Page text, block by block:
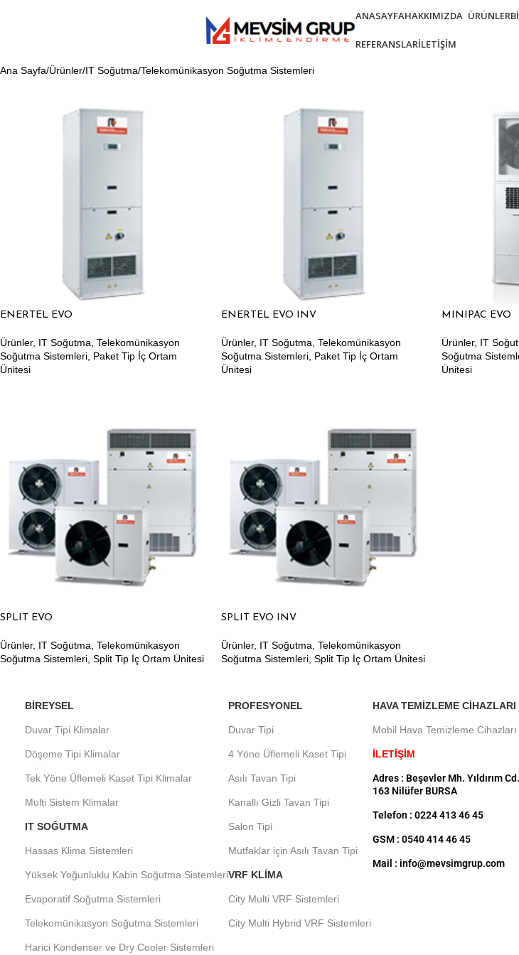
ANASAYFAHAKKIMIZDA ÜRÜNLER
REFERANSLARİLETIŞIM
Ana Sayfa Ürünler IT Soğutma Telekomünikasyon Soğutma Sistemleri
ENERTEL EVO
Ürünler, IT Soğutma Telekomünikasyon
Soğutma Sistemleri Paket Tip İç Ortam
Ünitesi
ENERTEL EVO INV
Ürünler, IT Soğutma Telekomünikasyon
Soğutma Sistemleri, Paket Tip İç Ortam
Ünitesi
MINIPAC EVO
Ürünler, IT
Soğutma
Ünitesi
SPLIT EVO
Ürünler, IT Soğutma Telekomünikasyon
Soğutma Sistemleri Split Tip İç Ortam Ünitesi
SPLIT EVO INV
Ürünler, IT Soğutma Telekomünikasyon
Soğutma Sistemleri, Split Tip İç Ortam Ünitesi
BIREYSEL
Duvar Tipi Klimalar
Döşeme Tipi Klimalar
Tek Yöne Üflemeli Kaset Tipi Klimalar
Multi Sistem Klimalar
IT SOĞUTMA
Hassas Klima Sistemleri
Yüksek Yoğunluklu Kabin Soğutma Sistemleri
Evaporatif Soğutma Sistemleri
Telekomünikasyon Soğutma Sistemleri
Harici Kondenser ve Dry Cooler Sistemleri
PROFESYONEL
Duvar Tipi
4 Yöne Üflemeli Kaset Tipi
Asılı Tavan Tipi
Kanallı Gizli Tavan Tipi
Salon Tipi
Mutfaklar için Asılı Tavan Tipi
VRF KLIMA
City Multi VRF Sistemleri
City Multi Hybrid VRF Sistemleri
HAVA TEMIZLEME CIHAZLARI
Mobil Hava Temizleme Cihazları
İLETİŞİM
Adres : Beşevler Mh. Yıldırım
163 Nilüfer BURSA
Telefon : 0224 413 46 45
GSM : 0540 414 46 45
Mail : info@mevsimgrup.com